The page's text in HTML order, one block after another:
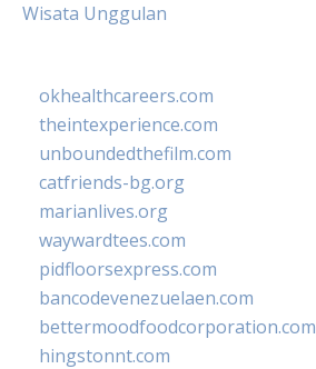
Wisata Unggulan
okhealthcareers.com
theintexperience.com
unboundedthefilm.com
catfriends-bg.org
marianlives.org
waywardtees.com
pidfloorsexpress.com
bancodevenezuelaen.com
bettermoodfoodcorporation.com
hingstonnt.com